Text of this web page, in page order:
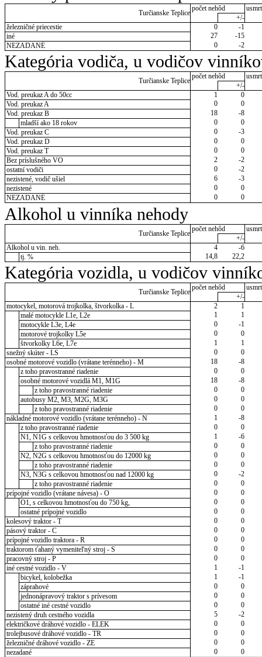
Turčianske Teplice
počet nehôd
+/-
železničné priecestie
0
-1
iné
27
-15
NEZADANÉ
0 -2
Kategória vodiča, u vodičov
Turčianske Teplice
počet nehôd
+/-
Vod. preukaz A do 50cc
1
0
Vod. preukaz A
0
0
Vod. preukaz B
18
-8
mladší ako 18 rokov
0
0
Vod. preukaz C
0
-3
Vod. preukaz D
0
0
Vod. preukaz T
0
0
Bez príslušného VO
2
-2
ostatní vodiči
0
-2
nezistené, vodič ušiel
6
-3
nezistené
0
0
NEZADANÉ
0 0
Alkohol u vinníka nehody
Turčianske Teplice
počet nehôd
+/-
Alkohol u vin. neh.
4
-6
tj. %
14,8 22,2
Kategória vozidla, u vodičov
Turčianske Teplice
počet nehôd
+/-
motocykel, motorová trojkolka, štvorkolka - L
2
1
malé motocykle L1e, L2e
1
1
motocykle L3e, L4e
0
-1
motorové trojkolky L5e
0
0
štvorkolky L6e, L7e
1
1
snežný skúter - LS
0
0
osobné motorové vozidlo (vrátane terénneho) - M
18
-8
z toho pravostranné riadenie
0
0
osobné motorové vozidlá M1, M1G
18
-8
z toho pravostranné riadenie
0
0
autobusy M2, M3, M2G, M3G
0
0
z toho pravostranné riadenie
0
0
nákladné motorové vozidlo (vrátane terénneho) - N
1
-8
z toho pravostranné riadenie
0
0
N1, N1G s celkovou hmotnosťou do 3 500 kg
1
-6
z toho pravostranné riadenie
0
0
N2, N2G s celkovou hmotnosťou do 12000 kg
0
0
z toho pravostranné riadenie
0
0
N3, N3G s celkovou hmotnosťou nad 12000 kg
0
-2
z toho pravostranné riadenie
0
0
prípojné vozidlo (vrátane návesa) - O
0
0
O1, s celkovou hmotnosťou do 750 kg,
0
0
ostatné prípojné vozidlo
0
0
kolesový traktor - T
0
0
pásový traktor - C
0
0
prípojné vozidlo traktora - R
0
0
traktorom ťahaný vymeniteľný stroj - S
0
0
pracovný stroj - P
0
0
iné cestné vozidlo - V
1
-1
bicykel, kolobežka
1
-1
záprahové
0
0
jednonápravový traktor s prívesom
0
0
ostatné iné cestné vozidlo
0
0
nezistený druh cestného vozidla
5
-2
električkové dráhové vozidlo - ELEK
0
0
trolejbusové dráhové vozidlo - TR
0
0
železničné dráhové vozidlo - ZE
0
0
nezadané
0 0